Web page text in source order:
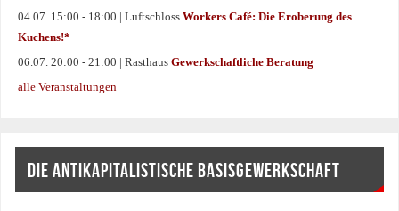
04.07. 15:00 - 18:00 | LuftschlossWorkers Café: Die Eroberung des
Kuchens!*
06.07. 20:00 - 21:00 | RasthausGewerkschaftliche Beratung
alle Veranstaltungen
DIE ANTIKAPITALISTISCHE BASISGEWERKSCHAFT